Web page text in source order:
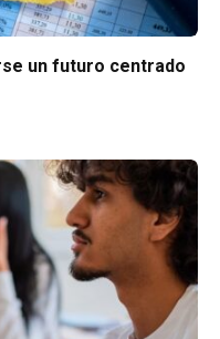
un futuro centrado